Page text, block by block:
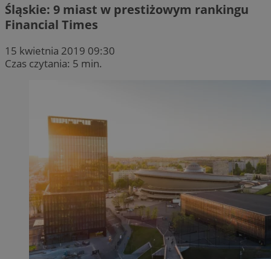
Śląskie: 9 miast w prestiżowym rankingu
Financial Times
15 kwietnia 2019 09:30
Czas czytania: 5 min.